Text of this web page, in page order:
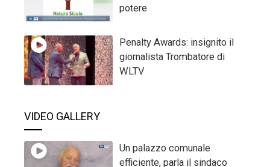
potere
Penalty Awards: insignito il
giornalista Trombatore di
WLTV
VIDEO GALLERY
Un palazzo comunale
efficiente, parla il sindaco